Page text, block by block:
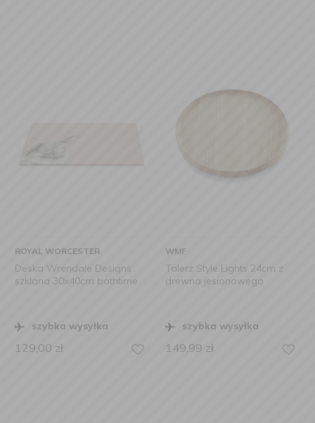
ROYAL WORCESTER
Deska Wrendale Designs
szklana 30x40cm bathtime
szybka wysyłka
129,00 zł
WMF
Talerz Style Lights 24cm z
drewna jesionowego
szybka wysyłka
149,99 zł